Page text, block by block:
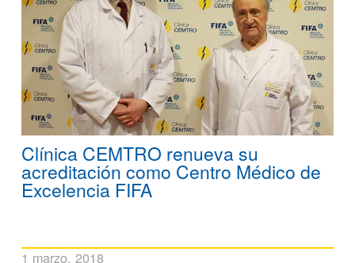
Clínica CEMTRO renueva su
acreditación como Centro Médico de
Excelencia FIFA
1 marzo, 2018